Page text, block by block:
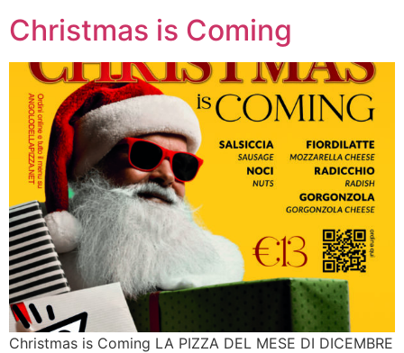
Christmas is Coming
Christmas is Coming LA PIZZA DEL MESE DI DICEMBRE